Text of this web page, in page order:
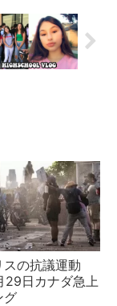
スの抗議運動
日カナダ急上
グ